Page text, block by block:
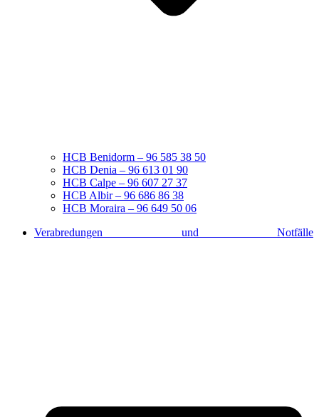
HCB Benidorm – 96 585 38 50
HCB Denia – 96 613 01 90
HCB Calpe – 96 607 27 37
HCB Albir – 96 686 86 38
HCB Moraira – 96 649 50 06
Verabredungen und Notfälle